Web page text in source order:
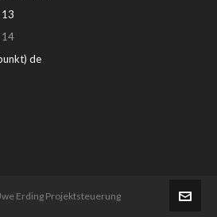
14
de
Erding Projektsteuerung